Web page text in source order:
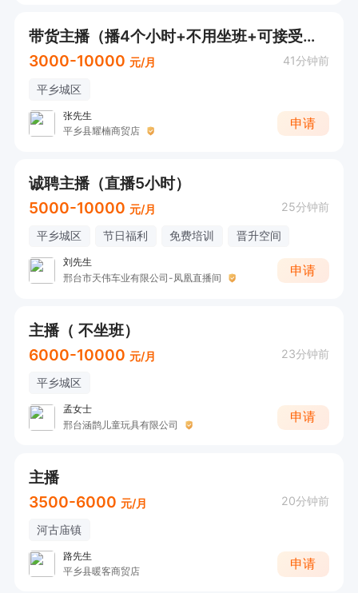
钱两不误！
🌟 你需要做的是：
泼开朗放得开；
❷ 积极配合运营指导，有想法随时沟通，一起打
☎ 电话/微：16632937377（备注“主播应聘+姓
名”）
📍 地址：巨鹿县迎宾北街与风清路交叉口东行100
米路南
虑，手把手带你赚第一桶金！
乐韵传媒·你的主播梦想孵化器
—— 在这里，敢说就是才艺，努力就有回报！
带货主播（播4个小时+不用坐班+可接受小白+接受短期工）
3000-10000 元/月 41分钟前
平乡城区
张先生
平乡县耀楠商贸店
申请
诚聘主播（直播5小时）
5000-10000 元/月 25分钟前
平乡城区 节日福利 免费培训 晋升空间
刘先生
邢台市天伟车业有限公司-凤凰直播间
申请
主播（ 不坐班）
6000-10000 元/月 23分钟前
平乡城区
孟女士
邢台涵鹊儿童玩具有限公司
申请
主播
3500-6000 元/月 20分钟前
河古庙镇
路先生
平乡县暖客商贸店
申请